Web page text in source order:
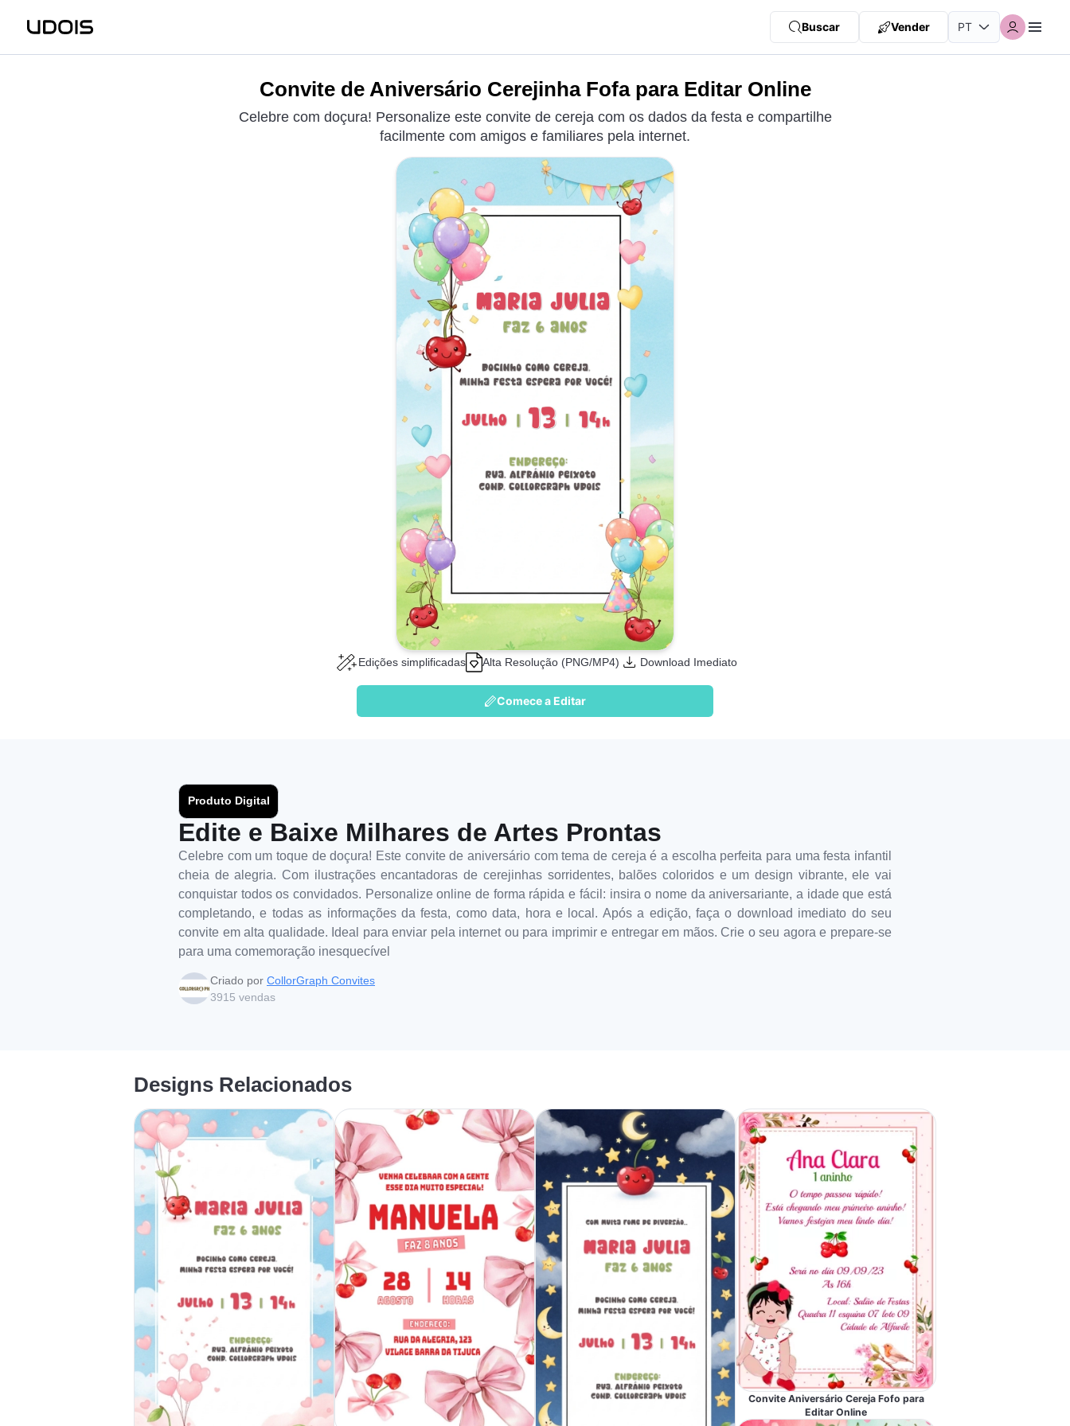
Buscar Vender
Convite de Aniversário Cerejinha Fofa para Editar Online
Celebre com doçura! Personalize este convite de cereja com os dados da festa e compartilhe
facilmente com amigos e familiares pela internet.
Edições simplificadas Alta Resolução (PNG/MP4) Download Imediato
Comece a Editar
Produto Digital
Edite e Baixe Milhares de Artes Prontas
Celebre com um toque de doçura! Este convite de aniversário com tema de cereja é a escolha perfeita para uma festa infantil
cheia de alegria. Com ilustrações encantadoras de cerejinhas sorridentes, balões coloridos e um design vibrante, ele vai
conquistar todos os convidados. Personalize online de forma rápida e fácil: insira o nome da aniversariante, a idade que está
completando, e todas as informações da festa, como data, hora e local. Após a edição, faça o download imediato do seu
convite em alta qualidade. Ideal para enviar pela internet ou para imprimir e entregar em mãos. Crie o seu agora e prepare-se
para uma comemoração inesquecível
Criado por CollorGraph Convites
3915 vendas
Designs Relacionados
Convite Aniversário Cereja Fofo para
Editar Online